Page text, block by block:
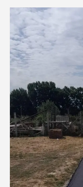
Поступак
Набавке на
примењује
Документа
Галерија
Фото
Видео
Контакт